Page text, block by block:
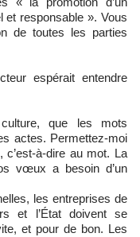
et responsable ». Vous
de toutes les parties
espérait entendre
que les mots
actes. Permettez-moi
à-dire au mot. La
vœux a besoin d’un
les entreprises de
et l’État doivent se
et pour de bon. Les